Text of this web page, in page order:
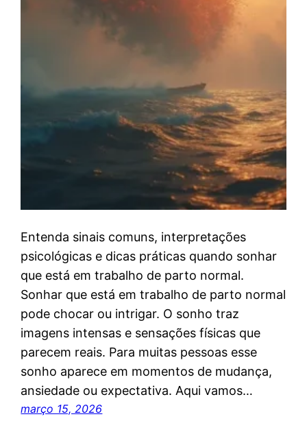
Entenda sinais comuns, interpretações
psicológicas e dicas práticas quando sonhar
que está em trabalho de parto normal.
Sonhar que está em trabalho de parto normal
pode chocar ou intrigar. O sonho traz
imagens intensas e sensações físicas que
parecem reais. Para muitas pessoas esse
sonho aparece em momentos de mudança,
ansiedade ou expectativa. Aqui vamos…
março 15, 2026